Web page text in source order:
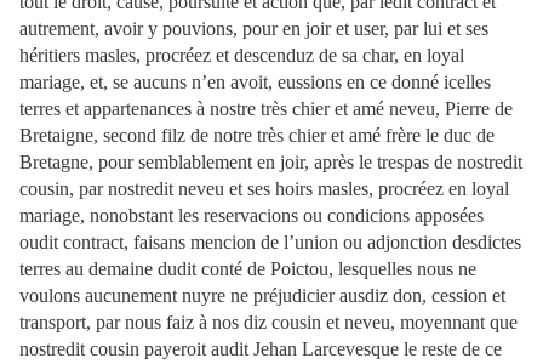
autrement, avoir y pouvions, pour en joir et user, par lui et ses
héritiers masles, procréez et descenduz de sa char, en loyal
mariage, et, se aucuns n’en avoit, eussions en ce donné icelles
terres et appartenances à nostre très chier et amé neveu, Pierre de
Bretaigne, second filz de notre très chier et amé frère le duc de
Bretagne, pour semblablement en joir, après le trespas de nostredit
cousin, par nostredit neveu et ses hoirs masles, procréez en loyal
mariage, nonobstant les reservacions ou condicions apposées
oudit contract, faisans mencion de l’union ou adjonction desdictes
terres au demaine dudit conté de Poictou, lesquelles nous ne
voulons aucunement nuyre ne préjudicier ausdiz don, cession et
transport, par nous faiz à nos diz cousin et neveu, moyennant que
nostredit cousin payeroit audit Jehan Larcevesque le reste de ce